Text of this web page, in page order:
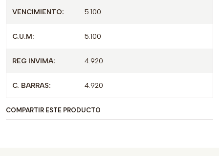
VENCIMIENTO: 5.100
C.U.M: 5.100
REG INVIMA: 4.920
C. BARRAS: 4.920
COMPARTIR ESTE PRODUCTO